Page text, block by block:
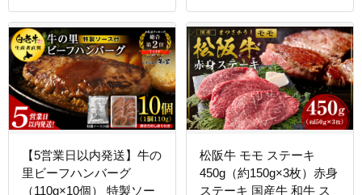
宮崎県 日南市 送料無料
_CD78-25
【5営業日以内発送】牛の
里ビーフハンバーグ
（110g×10個） 特製ソー
松阪牛 モモ ステーキ
450g（約150g×3枚）赤身
ステーキ 国産牛 和牛 ス